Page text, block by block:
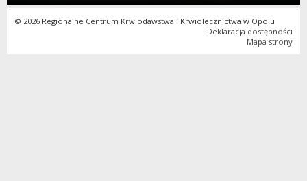
© 2026 Regionalne Centrum Krwiodawstwa i Krwiolecznictwa w Opolu
Deklaracja dostępności
Mapa strony